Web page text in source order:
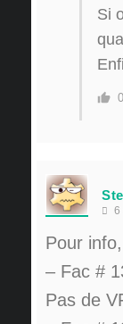
Si
0
6
Pour
– Fac #
Pas de